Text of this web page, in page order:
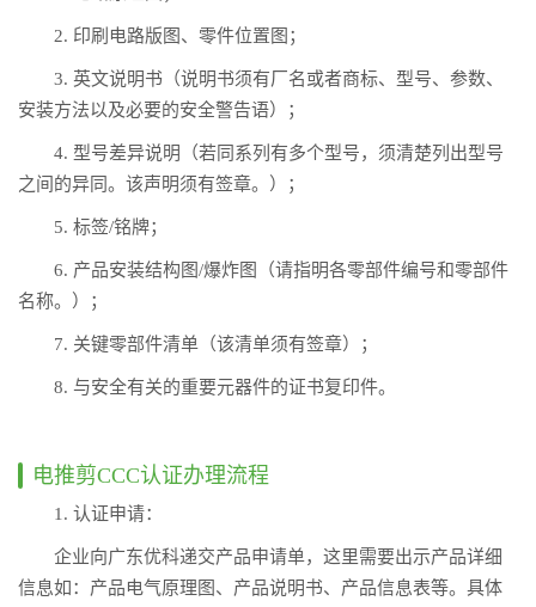
2. 印刷电路版图、零件位置图；
3. 英文说明书（说明书须有厂名或者商标、型号、参数、
安装方法以及必要的安全警告语）；
4. 型号差异说明（若同系列有多个型号，须清楚列出型号
之间的异同。该声明须有签章。）；
5. 标签/铭牌；
6. 产品安装结构图/爆炸图（请指明各零部件编号和零部件
名称。）；
7. 关键零部件清单（该清单须有签章）；
8. 与安全有关的重要元器件的证书复印件。
电推剪CCC认证办理流程
1. 认证申请：
企业向广东优科递交产品申请单，这里需要出示产品详细
信息如：产品电气原理图、产品说明书、产品信息表等。具体